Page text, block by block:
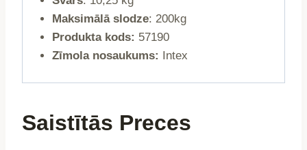
Maksimālā slodze: 200kg
Produkta kods: 57190
Zīmola nosaukums: Intex
Saistītās Preces